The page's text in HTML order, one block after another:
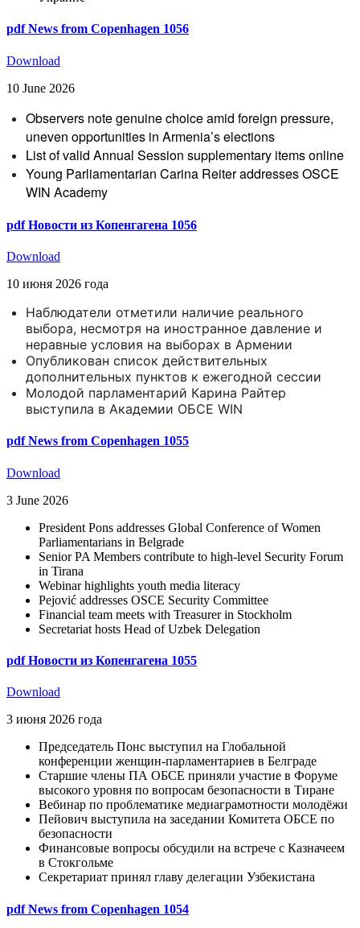
pdf News from Copenhagen 1056
Download
10 June 2026
Observers note genuine choice amid foreign pressure,
uneven opportunities in Armenia’s elections
List of valid Annual Session supplementary items online
Young Parliamentarian Carina Reiter addresses OSCE
WIN Academy
pdf Новости из Копенгагена 1056
Download
10 июня 2026 года
Наблюдатели отметили наличие реального
выбора, несмотря на иностранное давление и
неравные условия на выборах в Армении
Опубликован список действительных
дополнительных пунктов к ежегодной сессии
Молодой парламентарий Карина Райтер
выступила в Академии ОБСЕ WIN
pdf News from Copenhagen 1055
Download
3 June 2026
President Pons addresses Global Conference of Women
Parliamentarians in Belgrade
Senior PA Members contribute to high-level Security Forum
in Tirana
Webinar highlights youth media literacy
Pejović addresses OSCE Security Committee
Financial team meets with Treasurer in Stockholm
Secretariat hosts Head of Uzbek Delegation
pdf Новости из Копенгагена 1055
Download
3 июня 2026 года
Председатель Понc выступил на Глобальной
конференции женщин-парламентариев в Белграде
Старшие члены ПА ОБСЕ приняли участие в Форуме
высокого уровня по вопросам безопасности в Тиране
Вебинар по проблематике медиаграмотности молодёжи
Пейович выступила на заседании Комитета ОБСЕ по
безопасности
Финансовые вопросы обсудили на встрече с Казначеем
в Стокгольме
Секретариат принял главу делегации Узбекистана
pdf News from Copenhagen 1054